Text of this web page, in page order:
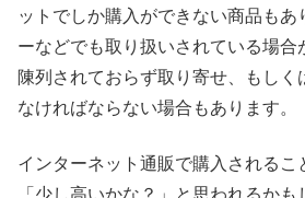
ットでしか購入ができない商品もあ
ーなどでも取り扱いされている場合
陳列されておらず取り寄せ、もし
なければならない場合もあります。
インターネット通販で購入されるこ
「少し高いかな？」と思われるか